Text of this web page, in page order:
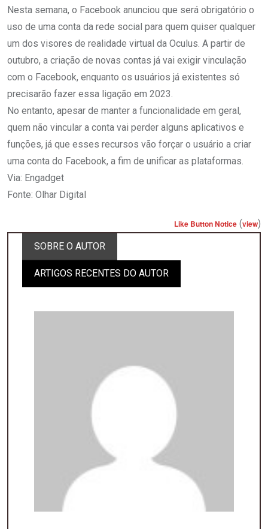
Nesta semana, o Facebook anunciou que será obrigatório o
uso de uma conta da rede social para quem quiser qualquer
um dos visores de realidade virtual da Oculus. A partir de
outubro, a criação de novas contas já vai exigir vinculação
com o Facebook, enquanto os usuários já existentes só
precisarão fazer essa ligação em 2023.
No entanto, apesar de manter a funcionalidade em geral,
quem não vincular a conta vai perder alguns aplicativos e
funções, já que esses recursos vão forçar o usuário a criar
uma conta do Facebook, a fim de unificar as plataformas.
Via: Engadget
Fonte: Olhar Digital
Like Button Notice (view)
SOBRE O AUTOR
ARTIGOS RECENTES DO AUTOR